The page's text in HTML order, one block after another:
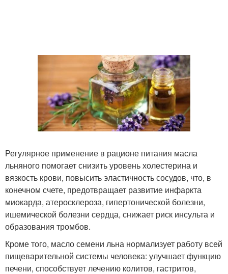
Регулярное применение в рационе питания масла
льняного помогает снизить уровень холестерина и
вязкость крови, повысить эластичность сосудов, что, в
конечном счете, предотвращает развитие инфаркта
миокарда, атеросклероза, гипертонической болезни,
ишемической болезни сердца, снижает риск инсульта и
образования тромбов.
Кроме того, масло семени льна нормализует работу всей
пищеварительной системы человека: улучшает функцию
печени, способствует лечению колитов, гастритов,